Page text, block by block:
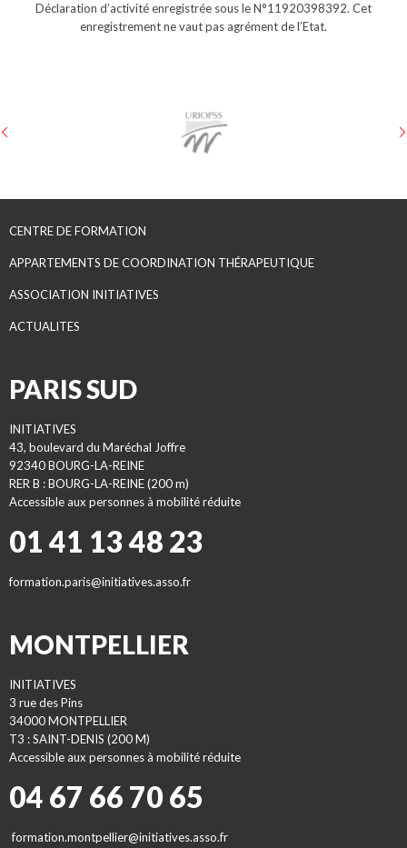
Déclaration d’activité enregistrée sous le N°11920398392. Cet
enregistrement ne vaut pas agrément de l’Etat.
CENTRE DE FORMATION
APPARTEMENTS DE COORDINATION THÉRAPEUTIQUE
ASSOCIATION INITIATIVES
ACTUALITES
PARIS SUD
INITIATIVES
43, boulevard du Maréchal Joffre
92340 BOURG-LA-REINE
RER B : BOURG-LA-REINE (200 m)
Accessible aux personnes à mobilité réduite
01 41 13 48 23
formation.paris@initiatives.asso.fr
MONTPELLIER
INITIATIVES
3 rue des Pins
34000 MONTPELLIER
T3 : SAINT-DENIS (200 M)
Accessible aux personnes à mobilité réduite
04 67 66 70 65
formation.montpellier@initiatives.asso.fr